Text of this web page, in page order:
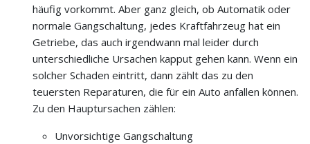
häufig vorkommt. Aber ganz gleich, ob Automatik oder
normale Gangschaltung, jedes Kraftfahrzeug hat ein
Getriebe, das auch irgendwann mal leider durch
unterschiedliche Ursachen kapput gehen kann. Wenn ein
solcher Schaden eintritt, dann zählt das zu den
teuersten Reparaturen, die für ein Auto anfallen können.
Zu den Hauptursachen zählen:
Unvorsichtige Gangschaltung